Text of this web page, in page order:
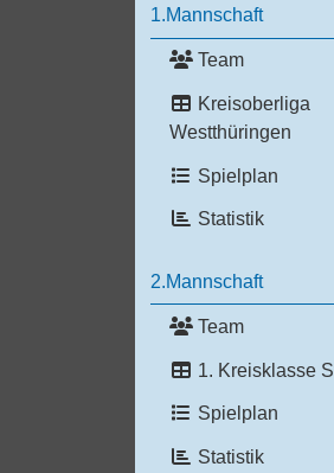
1.Mannschaft
Team
Kreisoberliga
Westthüringen
Spielplan
Statistik
2.Mannschaft
Team
1. Kreisklasse
Spielplan
Statistik